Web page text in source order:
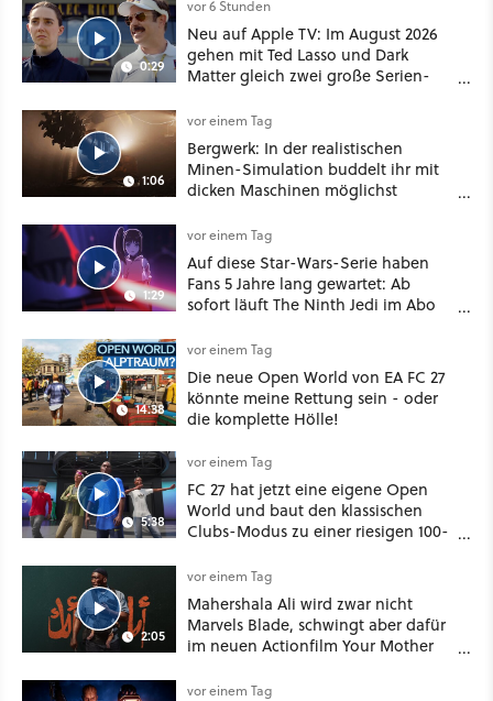
0:29
vor 6 Stunden
Neu auf Apple TV: Im August 2026
gehen mit Ted Lasso und Dark
Matter gleich zwei große Serien-
1:06
vor einem Tag
Bergwerk: In der realistischen
Minen-Simulation buddelt ihr mit
dicken Maschinen möglichst
1:29
vor einem Tag
Auf diese Star-Wars-Serie haben
Fans 5 Jahre lang gewartet: Ab
sofort läuft The Ninth Jedi im Abo
14:38
vor einem Tag
Die neue Open World von EA FC 27
könnte meine Rettung sein - oder
die komplette Hölle!
5:38
vor einem Tag
FC 27 hat jetzt eine eigene Open
World und baut den klassischen
Clubs-Modus zu einer riesigen 100-
2:05
vor einem Tag
Mahershala Ali wird zwar nicht
Marvels Blade, schwingt aber dafür
im neuen Actionfilm Your Mother
Schwert
vor einem Tag